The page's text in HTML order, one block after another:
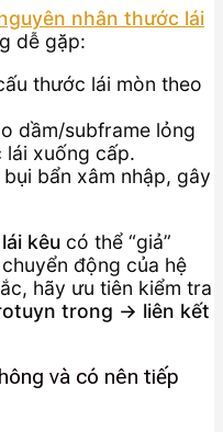
nhân thước lái
dễ gặp:
thước lái mòn theo
dầm/subframe lỏng
lái xuống cấp.
bẩn xâm nhập, gây
kêu có thể “giả”
động của hệ
hãy ưu tiên kiểm tra
trong → liên kết
và có nên tiếp